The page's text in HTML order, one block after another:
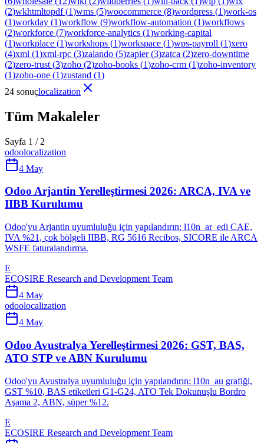
(2)wkhtmltopdf(1)wms (5)woocommerce (8)wordpress (1)work-os
(1)workday (1)workflow (9)workflow-automation (1)workflows
(2)workforce (7)workforce-analytics (1)working-capital
(1)workplace (1)workshops (1)workspace (1)wps-payroll (1)xero
(4)xml (1)xml-rpc (3)zalando (5)zapier(3)zatca (2)zero-downtime
(2)zero-trust (3)zoho (2)zoho-books (1)zoho-crm (1)zoho-inventory
(1)zoho-one (1)zustand (1)
24 sonuçlocalization
Tüm Makaleler
Sayfa 1 / 2
odoolocalization
4 May
Odoo Arjantin Yerelleştirmesi 2026: ARCA, IVA ve
IIBB Kurulumu
Odoo'yu Arjantin uyumluluğu için yapılandırın: l10n_ar_edi CAE,
IVA %21, çok bölgeli IIBB, RG 5616 Recibos, SICORE ile ARCA
WSFE faturalandırma.
E
ECOSIRE Research and Development Team
4 May
odoolocalization
4 May
Odoo Avustralya Yerelleştirmesi 2026: GST, BAS,
ATO STP ve ABN Kurulumu
Odoo'yu Avustralya uyumluluğu için yapılandırın: l10n_au grafiği,
GST %10, BAS etiketleri G1-G24, ATO Tek Dokunuşlu Bordro
Aşama 2, ABN, süper %12.
E
ECOSIRE Research and Development Team